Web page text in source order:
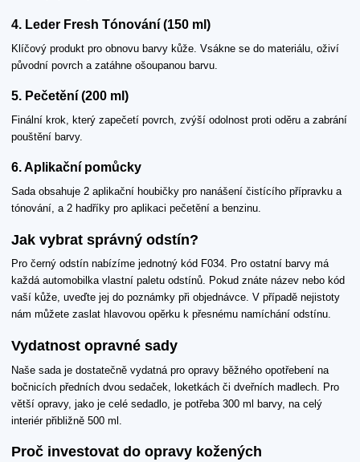
4. Leder Fresh Tónování (150 ml)
Klíčový produkt pro obnovu barvy kůže. Vsákne se do materiálu, oživí
původní povrch a zatáhne ošoupanou barvu.
5. Pečetění (200 ml)
Finální krok, který zapečetí povrch, zvýší odolnost proti oděru a zabrání
pouštění barvy.
6. Aplikační pomůcky
Sada obsahuje 2 aplikační houbičky pro nanášení čistícího přípravku a
tónování, a 2 hadříky pro aplikaci pečetění a benzinu.
Jak vybrat správný odstín?
Pro černý odstín nabízíme jednotný kód F034. Pro ostatní barvy má
každá automobilka vlastní paletu odstínů. Pokud znáte název nebo kód
vaší kůže, uveďte jej do poznámky při objednávce. V případě nejistoty
nám můžete zaslat hlavovou opěrku k přesnému namíchání odstínu.
Vydatnost opravné sady
Naše sada je dostatečně vydatná pro opravy běžného opotřebení na
bočnicích předních dvou sedaček, loketkách či dveřních madlech. Pro
větší opravy, jako je celé sedadlo, je potřeba 300 ml barvy, na celý
interiér přibližně 500 ml.
Proč investovat do opravy kožených